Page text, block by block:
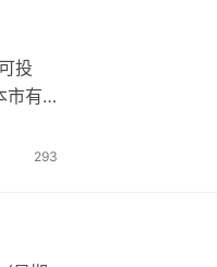
投
市有
293